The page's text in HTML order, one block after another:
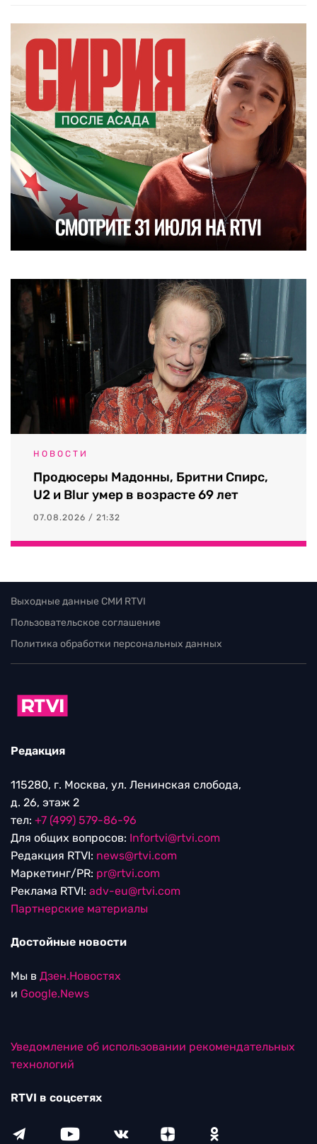
НОВОСТИ
Продюсеры Мадонны, Бритни Спирс,
U2 и Blur умер в возрасте 69 лет
07.08.2026 / 21:32
Выходные данные СМИ RTVI
Пользовательское соглашение
Политика обработки персональных данных
Редакция
115280, г. Москва, ул. Ленинская слобода,
д. 26, этаж 2
тел: +7 (499) 579-86-96
Для общих вопросов: Infortvi@rtvi.com
Редакция RTVI: news@rtvi.com
Маркетинг/PR: pr@rtvi.com
Реклама RTVI: adv-eu@rtvi.com
Партнерские материалы
Достойные новости
Мы в Дзен.Новостях
и Google.News
Уведомление об использовании рекомендательных
технологий
RTVI в соцсетях